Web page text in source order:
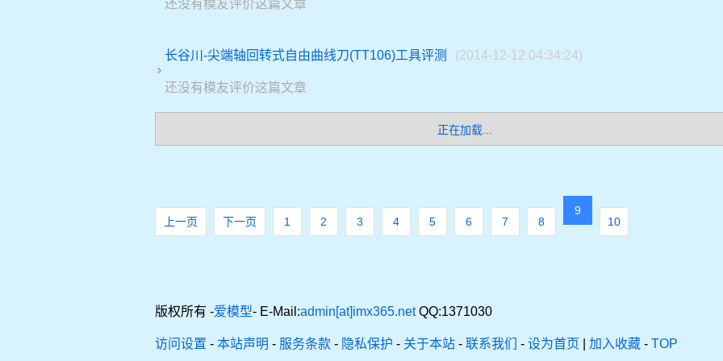
还没有模友评价这篇文章
长谷川-尖端轴回转式自由曲线刀(TT106)工具评测 (2014-12-12 04:34:24)
还没有模友评价这篇文章
正在加载...
上一页 下一页 1 2 3 4 5 6 7 8
9
10
版权所有 -爱模型- E-Mail:admin[at]imx365.netQQ:1371030
访问设置 - 本站声明 - 服务条款 - 隐私保护 - 关于本站 - 联系我们 - 设为首页 加入收藏 - TOP